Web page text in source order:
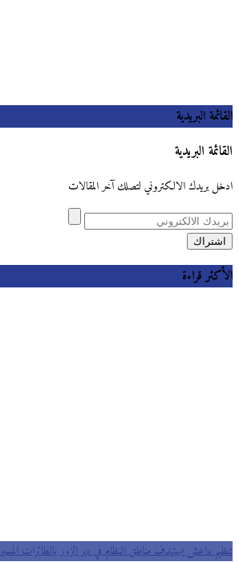
القائمة البريدية
القائمة البريدية
ادخل بريدك الالكتروني لتصلك آخر المقالات
الأكثر قراءة
تنظيم داعش يستهدف مناطق النظام في دير الزور بالطائرات المسيرة